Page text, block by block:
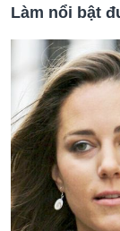
Làm nổi bật